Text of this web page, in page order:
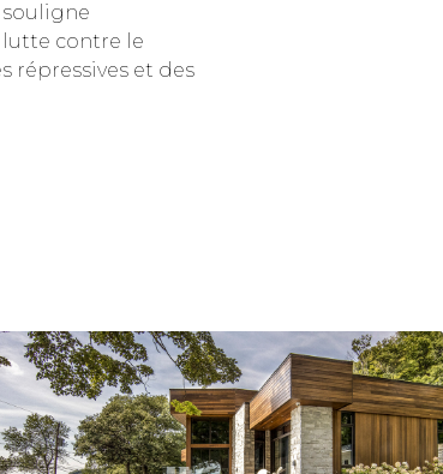
souligne
lutte contre le
répressives et des